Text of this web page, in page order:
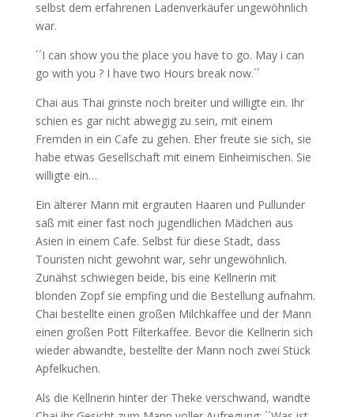
selbst dem erfahrenen Ladenverkäufer ungewöhnlich
war.
´´I can show you the place you have to go. May i can
go with you ? I have two Hours break now.´´
Chai aus Thai grinste noch breiter und willigte ein. Ihr
schien es gar nicht abwegig zu sein, mit einem
Fremden in ein Cafe zu gehen. Eher freute sie sich, sie
habe etwas Gesellschaft mit einem Einheimischen. Sie
willigte ein…
Ein älterer Mann mit ergrauten Haaren und Pullunder
saß mit einer fast noch jugendlichen Mädchen aus
Asien in einem Cafe. Selbst für diese Stadt, dass
Touristen nicht gewohnt war, sehr ungewöhnlich.
Zunähst schwiegen beide, bis eine Kellnerin mit
blonden Zopf sie empfing und die Bestellung aufnahm.
Chai bestellte einen großen Milchkaffee und der Mann
einen großen Pott Filterkaffee. Bevor die Kellnerin sich
wieder abwandte, bestellte der Mann noch zwei Stück
Apfelkuchen.
Als die Kellnerin hinter der Theke verschwand, wandte